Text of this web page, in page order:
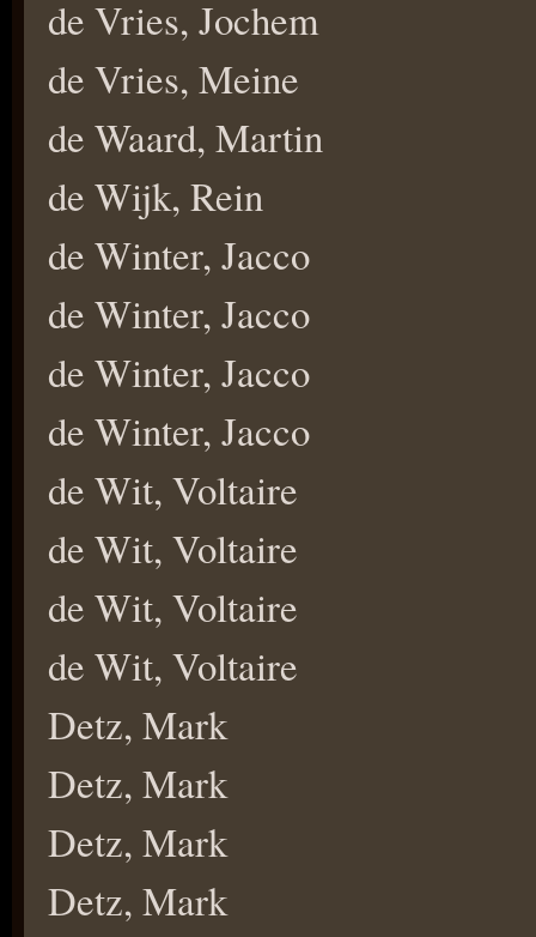
de Vries, Jochem
de Vries, Meine
de Waard, Martin
de Wijk, Rein
de Winter, Jacco
de Winter, Jacco
de Winter, Jacco
de Winter, Jacco
de Wit, Voltaire
de Wit, Voltaire
de Wit, Voltaire
de Wit, Voltaire
Detz, Mark
Detz, Mark
Detz, Mark
Detz, Mark